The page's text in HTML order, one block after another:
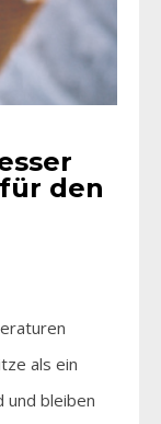
den
als ein
und bleiben